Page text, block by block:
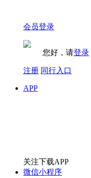
会员登录
您好，请登录
注册 同行入口
APP
关注下载APP
微信小程序